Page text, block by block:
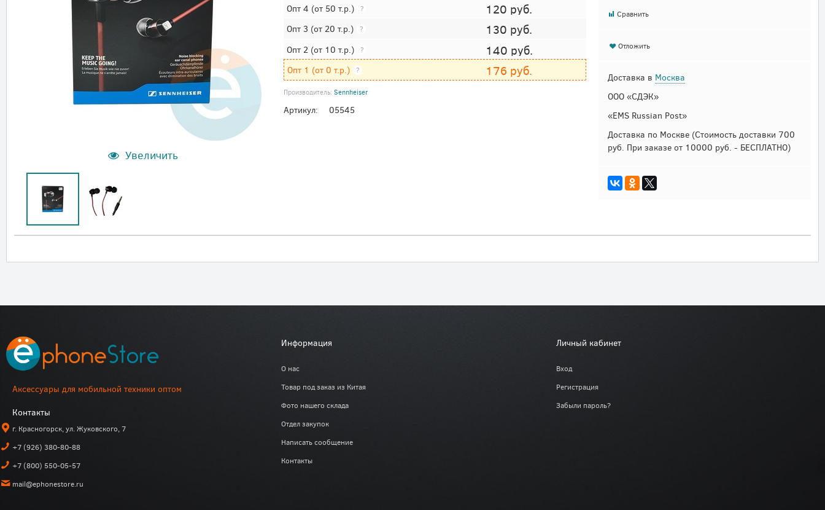
Увеличить
Опт 4 (от 50 т.р.) ? 120 руб.
Опт 3 (от 20 т.р.) ? 130 руб.
Опт 2 (от 10 т.р.) ? 140 руб.
Опт 1 (от 0 т.р.) ? 176 руб.
Производитель:Sennheiser
Артикул: 05545
Сравнить
Отложить
Доставка в Москва
ООО «СДЭК»
«EMS Russian Post»
Доставка по Москве (Стоимость доставки 700
руб. При заказе от 10000 руб. - БЕСПЛАТНО)
Аксессуары для мобильной техники оптом
Контакты
г. Красногорск, ул. Жуковского, 7
+7 (926) 380-80-88
+7 (800) 550-05-57
mail@ephonestore.ru
Информация
О нас
Товар под заказ из Китая
Фото нашего склада
Отдел закупок
Написать сообщение
Контакты
Личный кабинет
Вход
Регистрация
Забыли пароль?